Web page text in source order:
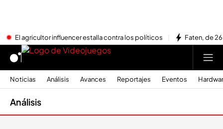
El agricultor influencer estalla contra los políticos Faten, de
Noticias Análisis Avances Reportajes Eventos
Análisis